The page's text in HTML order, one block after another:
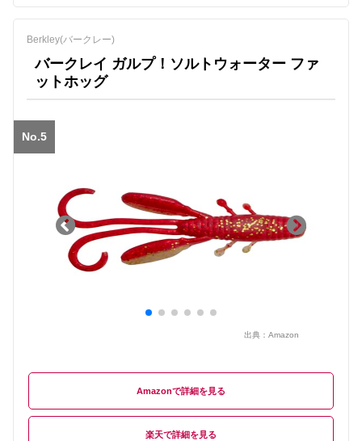
Berkley(バークレー)
バークレイ ガルプ！ソルトウォーター ファ
ットホッグ
No.5
出典： Amazon
Amazon
楽天